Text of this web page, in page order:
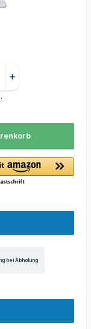
bei Abholung